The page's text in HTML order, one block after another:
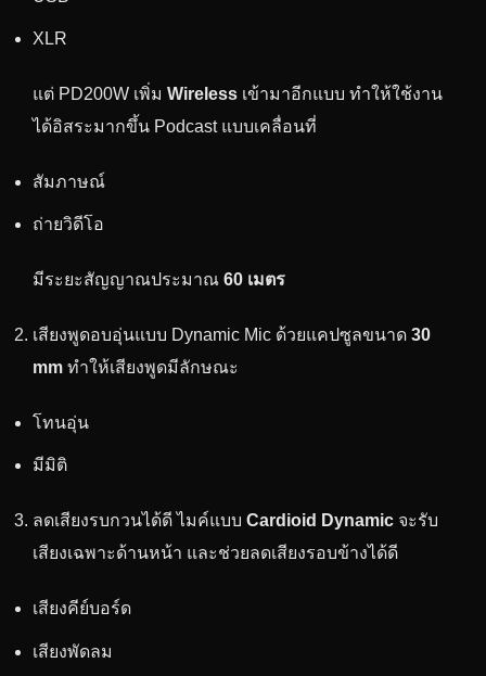
XLR
แต่ PD200W เพิ่ม Wireless เข้ามาอีกแบบ ทำให้ใช้งาน
ได้อิสระมากขึ้น Podcast แบบเคลื่อนที่
สัมภาษณ์
ถ่ายวิดีโอ
มีระยะสัญญาณประมาณ 60 เมตร
เสียงพูดอบอุ่นแบบ Dynamic Mic ด้วยแคปซูลขนาด 30
mm ทำให้เสียงพูดมีลักษณะ
โทนอุ่น
มีมิติ
ลดเสียงรบกวนได้ดี ไมค์แบบ Cardioid Dynamic จะรับ
เสียงเฉพาะด้านหน้า และช่วยลดเสียงรอบข้างได้ดี
เสียงคีย์บอร์ด
เสียงพัดลม